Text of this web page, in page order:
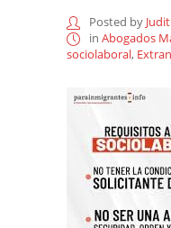
Posted by
in Abogados
sociolaboral,